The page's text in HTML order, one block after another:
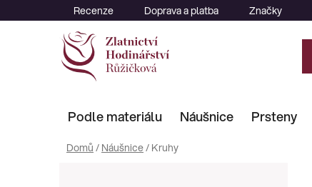
na
Recenze Doprava a platba Značky
Podle materiálu Náušnice Prsteny
Domů / Náušnice/ Kruhy